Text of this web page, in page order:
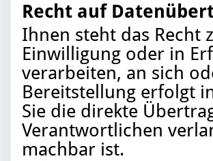
Recht auf
Ihnen steht das Recht
Einwilligung oder in
verarbeiten, an sich
Bereitstellung erfolgt
Sie die direkte
Verantwortlichen
machbar ist.